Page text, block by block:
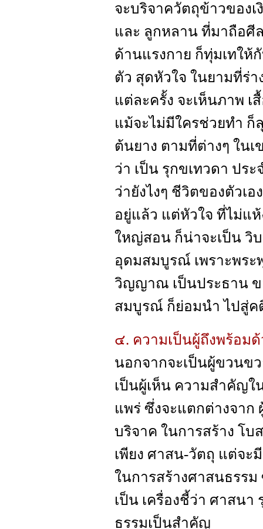
จะบริจาควัตถุข้าวของเ
และ ลูกหลาน ที่มาถือศี
ด้านแรงกาย ก็ทุ่มเทให้
ตัว สุดหัวใจ ในยามที่ร่
แต่ละครั้ง จะเห็นภาพ เ
แม้จะไม่มีใครช่วยทำ ก็
ต้นยาง ตามที่ต่างๆ ใน
ว่า เป็น รุกขเทวดา ปร
ว่ายังไงๆ ชีวิตของตัวเ
อยู่แล้ว แต่หัวใจ ที่ไม่แ
ใหญ่สอน ก็น่าจะเป็น วิ
อุดมสมบูรณ์ เพราะพระ
วิญญาณ เป็นประธาน
สมบูรณ์ ก็ย่อมนำ ไปสู่
๔. ความเป็นผู้ถึงพร้อม
นอกจากจะเป็นผู้ขวนข
เป็นผู้เห็น ความสำคัญใ
แพร่ ซึ่งจะแตกต่างจาก
บริจาค ในการสร้าง โบ
เพียง ศาสน-วัตถุ แต่จ
ในการสร้างศาสนธรร
เป็น เครื่องชี้ว่า ศาสนา
ธรรมเป็นสำคัญ